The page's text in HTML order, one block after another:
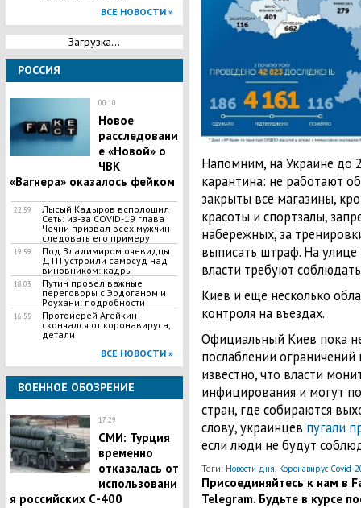
ВСЕ НОВОСТИ »
Загрузка...
РОССИЯ
00:10
Новое
расследовани
е «Новой» о
ЧВК
«Вагнера» оказалось фейком
22:59
Лысый Кадыров всполошил
Сеть: из-за COVID-19 глава
Чечни призвал всех мужчин
следовать его примеру
19:59
Под Владимиром очевидцы
ДТП устроили самосуд над
виновником: кадры
18:03
Путин провел важные
переговоры с Эрдоганом и
Роухани: подробности
16:55
​Протоиерей Агейкин
скончался от коронавируса,
детали
ВСЕ НОВОСТИ »
ВОЕННОЕ ОБОЗРЕНИЕ
17:29
СМИ: Турция
временно
отказалась от
использовани
я российских С-400
Напомним, на Украине до
карантина: не работают
закрыты все магазины,
красоты и спортзалы,
набережных, за
выписать штраф. На улице
власти требуют
Киев и еще несколько
контроля на въездах.
Официальный Киев пока
послаблении
известно, что власти
инфицирования и могут
стран, где собираются
слову, украинцев пугали
если люди не будут
Теги: Новости дня, Коронавирус Covid-
Присоединяйтесь к нам в
Telegram. Будьте в курсе